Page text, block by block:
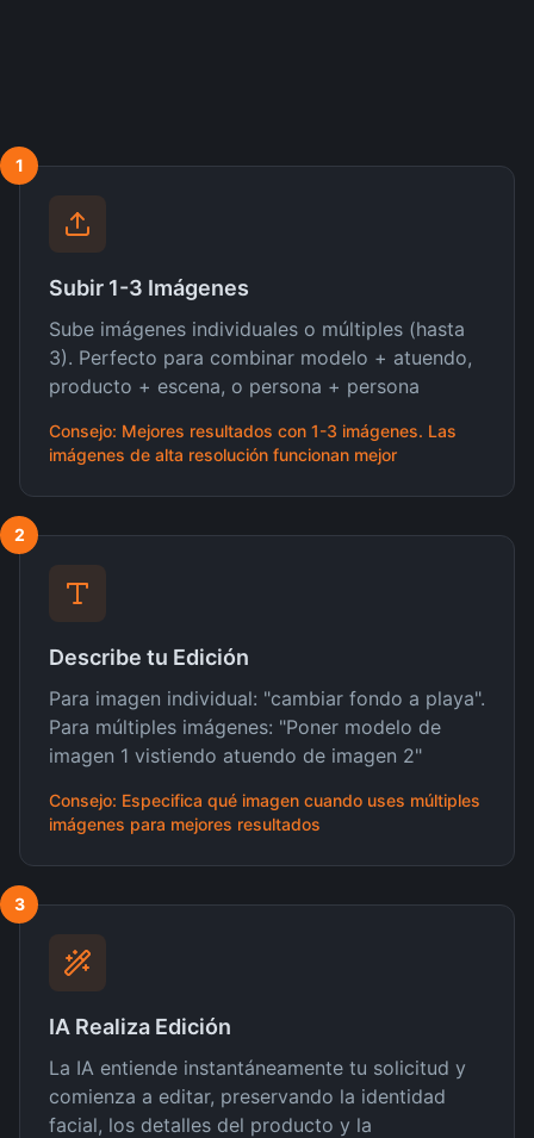
1
Subir 1-3 Imágenes
Sube imágenes individuales o múltiples (hasta
3). Perfecto para combinar modelo + atuendo,
producto + escena, o persona + persona
Consejo: Mejores resultados con 1-3 imágenes. Las
imágenes de alta resolución funcionan mejor
2
Describe tu Edición
Para imagen individual: "cambiar fondo a playa".
Para múltiples imágenes: "Poner modelo de
imagen 1 vistiendo atuendo de imagen 2"
Consejo: Especifica qué imagen cuando uses múltiples
imágenes para mejores resultados
3
IA Realiza Edición
La IA entiende instantáneamente tu solicitud y
comienza a editar, preservando la identidad
facial, los detalles del producto y la